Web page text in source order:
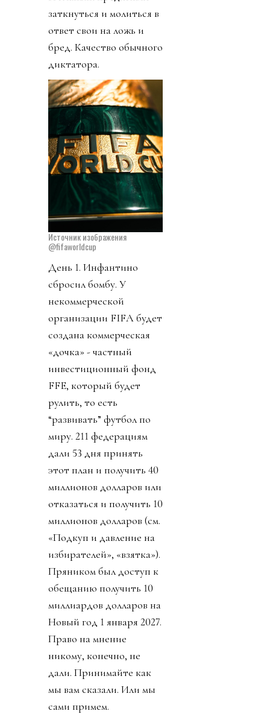
заткнуться и молиться в
ответ свои на ложь и
бред. Качество обычного
диктатора.
Источник изображения
@fifaworldcup
День 1. Инфантино
сбросил бомбу. У
некоммерческой
организации FIFA будет
создана коммерческая
«дочка» - частный
инвестиционный фонд
FFE, который будет
рулить, то есть
“развивать” футбол по
миру. 211 федерациям
дали 53 дня принять
этот план и получить 40
миллионов долларов или
отказаться и получить 10
миллионов долларов (см.
«Подкуп и давление на
избирателей», «взятка»).
Пряником был доступ к
обещанию получить 10
миллиардов долларов на
Новый год 1 января 2027.
Право на мнение
никому, конечно, не
дали. Принимайте как
мы вам сказали. Или мы
сами примем.